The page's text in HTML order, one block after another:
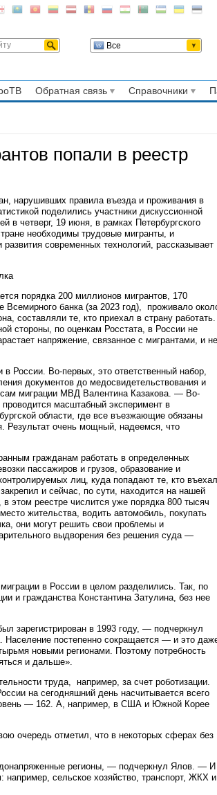
Все
Обратная связь Справочники
попали в реестр
нарушивших правила въезда и проживания в
поделились участники дискуссионной
в четверг, 19 июня, в рамках Петербургского
необходимы трудовые мигранты, и
современных технологий, рассказывает
порядка 200 миллионов мигрантов, 170
банка (за 2023 год), проживало
составляли те, кто приехал в страну работать.
стороны, по оценкам Росстата, в России не
напряжение, связанное с мигрантами, и не
России. Во-первых, это ответственный набор,
документов до медосвидетельствования и
миграции МВД Валентина Казакова. — Во-
масштабный эксперимент в
области, где все въезжающие обязаны
Результат очень мощный, надеемся, что
гражданам работать в определенных
пассажиров и грузов, образование и
лиц, куда попадают те, кто въехал
и сейчас, по сути, находится на нашей
этом реестре числится уже порядка 800 тысяч
жительства, водить автомобиль, покупать
они могут решить свои проблемы и
выдворения без решения суда —
в России в целом разделились. Так, по
и гражданства Константина Затулина, без нее
зарегистрирован в 1993 году, — подчеркнул
постепенно сокращается — и это
новыми регионами. Поэтому потребность
и дальше».
труда, например, за счет роботизации.
на сегодняшний день насчитывается всего
— 162. А, например, в США и Южной Корее
очередь отметил, что в некоторых сферах без
регионы, — подчеркнул Ялов. — И
сельское хозяйство, транспорт, ЖКХ и